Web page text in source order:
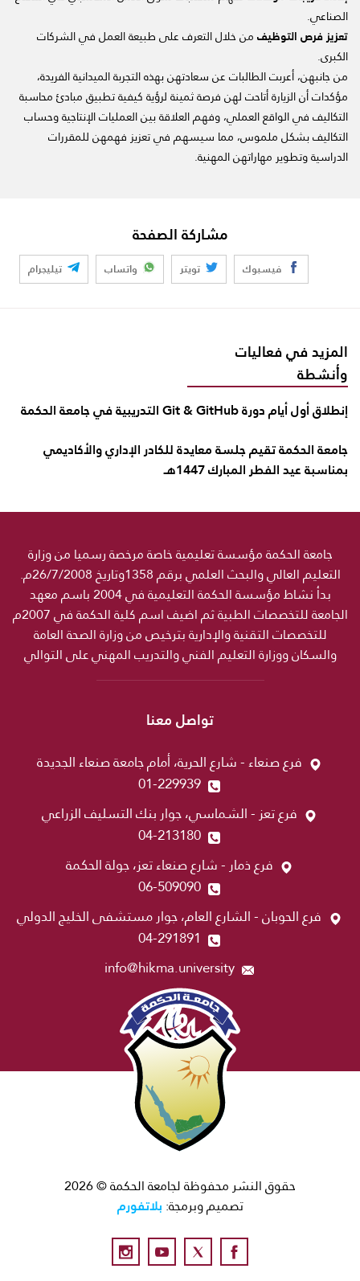
الصناعي.
تعزيز فرص التوظيفمن خلال التعرف على طبيعة العمل في الشركات
الكبرى.
من جانبهن، أعربت الطالبات عن سعادتهن بهذه التجربة الميدانية الفريدة،
مؤكدات أن الزيارة أتاحت لهن فرصة ثمينة لرؤية كيفية تطبيق مبادئ محاسبة
التكاليف في الواقع العملي، وفهم العلاقة بين العمليات الإنتاجية وحساب
التكاليف بشكل ملموس، مما سيسهم في تعزيز فهمهن للمقررات
الدراسية وتطوير مهاراتهن المهنية.
مشاركة الصفحة
فيسبوك تويتر واتساب تيليجرام
المزيد في فعاليات
وأنشطة
إنطلاق أول أيام دورة Git & GitHub التدريبية في جامعة الحكمة
جامعة الحكمة تقيم جلسة معايدة للكادر الإداري والأكاديمي
بمناسبة عيد الفطر المبارك 1447هـ
جامعة الحكمة مؤسسة تعليمية خاصة مرخصة رسميا من وزارة
التعليم العالي والبحث العلمي برقم 1358وتاريخ 26/7/2008م.
بدأ نشاط مؤسسة الحكمة التعليمية في 2004 باسم معهد
الجامعة للتخصصات الطبية ثم اضيف اسم كلية الحكمة في 2007م
للتخصصات التقنية والإدارية بترخيص من وزارة الصحة العامة
والسكان ووزارة التعليم الفني والتدريب المهني على التوالي
تواصل معنا
فرع صنعاء - شارع الحرية، أمام جامعة صنعاء الجديدة
01-229939
فرع تعز - الشماسي، جوار بنك التسليف الزراعي
04-213180
فرع ذمار - شارع صنعاء تعز، جولة الحكمة
06-509090
فرع الحوبان - الشارع العام، جوار مستشفى الخليج الدولي
04-291891
info@hikma.university
حقوق النشر محفوظة لجامعة الحكمة © 2026
تصميم وبرمجة: بلاتفورم